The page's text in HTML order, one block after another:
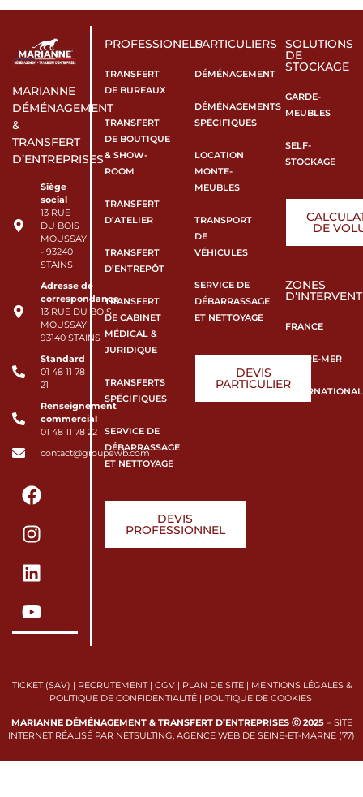
MARIANNE
DÉMÉNAGEMENT
&
TRANSFERT
D’ENTREPRISES
Siège
social
13 RUE
DU BOIS
MOUSSAY
- 93240
STAINS
Adresse de
correspondance
13 RUE DU BOIS
MOUSSAY -
93140 STAINS
Standard
01 48 11 78
21
Renseignement
commercial
01 48 11 78 22
contact@groupewb.com
PROFESSIONELS
TRANSFERT
DE BUREAUX
TRANSFERT
DE BOUTIQUE
& SHOW-
ROOM
TRANSFERT
D’ATELIER
TRANSFERT
D’ENTREPÔT
TRANSFERT
DE CABINET
MÉDICAL &
JURIDIQUE
TRANSFERTS
SPÉCIFIQUES
SERVICE DE
DÉBARRASSAGE
ET NETTOYAGE
DEVIS
PROFESSIONNEL
PARTICULIERS
DÉMÉNAGEMENT
DÉMÉNAGEMENTS
SPÉCIFIQUES
LOCATION
MONTE-
MEUBLES
TRANSPORT
DE
VÉHICULES
SERVICE DE
DÉBARRASSAGE
ET NETTOYAGE
DEVIS
PARTICULIER
SOLUTIONS
DE
STOCKAGE
GARDE-
MEUBLES
SELF-
STOCKAGE
DE
ZONES
FRANCE
OUTRE-MER
INTERNATIONAL
TICKET (SAV) | RECRUTEMENT| CGV| PLAN DE SITE| MENTIONS LÉGALES &
POLITIQUE DE CONFIDENTIALITÉ| POLITIQUE DE COOKIES
MARIANNE DÉMÉNAGEMENT & TRANSFERT D’ENTREPRISES Ⓒ 2025– SITE
INTERNET RÉALISÉ PAR NETSULTING, AGENCE WEB DE SEINE-ET-MARNE (77)